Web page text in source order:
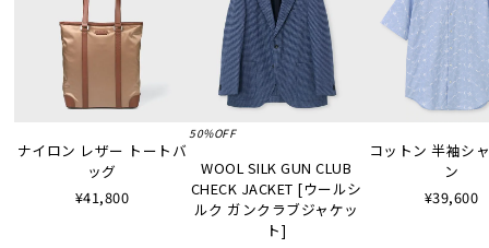
ナイロン レザー トートバ
ッグ
¥41,800
50%OFF
WOOL SILK GUN CLUB
CHECK JACKET [ウールシ
ルク ガンクラブジャケッ
ト]
コットン 半袖シ
ン
¥39,600